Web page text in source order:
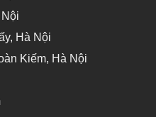
Hà Nội
Kiếm, Hà Nội